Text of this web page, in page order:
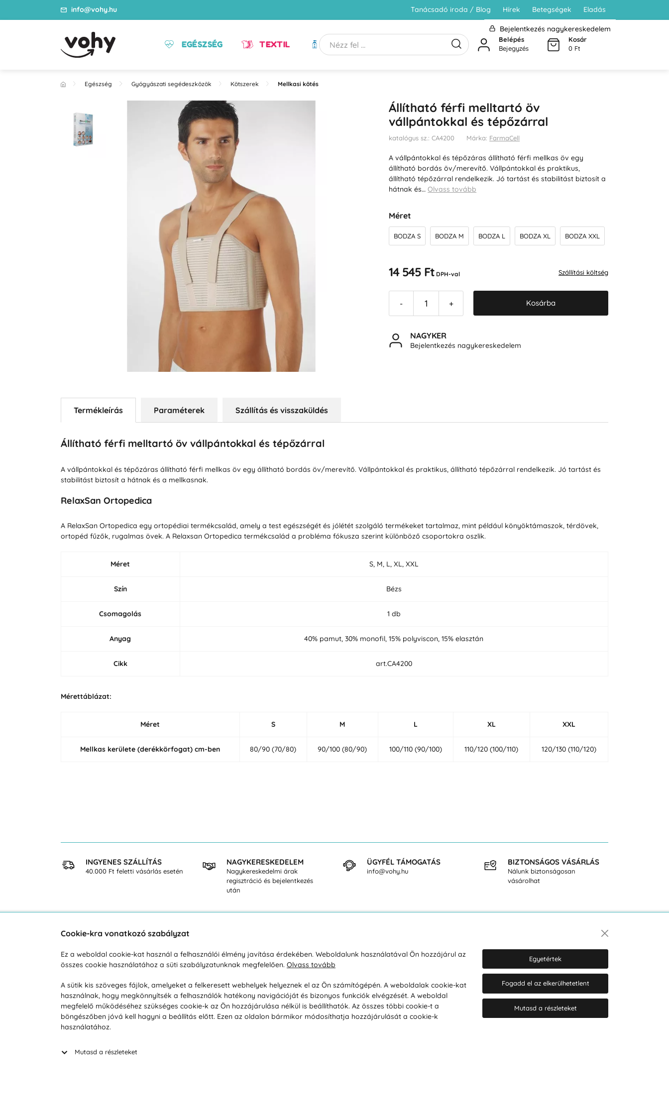
info@vohy.hu Tanácsadó iroda / Blog Hírek Betegségek Eladás
Bejelentkezés nagykereskedelem
EGÉSZSÉG TEXTIL HIGIÉNIA
Belépés
Bejegyzés
Kosár
0 Ft
Egészség Gyógyászati segédeszközök Kötszerek Mellkasi kötés
Állítható férfi melltartó öv
vállpántokkal és tépőzárral
katalógus sz.: CA4200 Márka: FarmaCell
A vállpántokkal és tépőzáras állítható férfi mellkas öv egy
állítható bordás öv/merevítő. Vállpántokkal és praktikus,
állítható tépőzárral rendelkezik. Jó tartást és stabilitást biztosít a
hátnak és…Olvass tovább
Méret
BODZA S BODZA M BODZA L BODZA XL BODZA XXL
14 545 Ft DPH-val Szállítási költség
- + Kosárba
NAGYKER
Bejelentkezés nagykereskedelem
Termékleírás Paraméterek Szállítás és visszaküldés
Állítható férfi melltartó öv vállpántokkal és tépőzárral
A vállpántokkal és tépőzáras állítható férfi mellkas öv egy állítható bordás öv/merevítő. Vállpántokkal és praktikus, állítható tépőzárral rendelkezik. Jó tartást és
stabilitást biztosít a hátnak és a mellkasnak.
RelaxSan Ortopedica
A RelaxSan Ortopedica egy ortopédiai termékcsalád, amely a test egészségét és jólétét szolgáló termékeket tartalmaz, mint például könyöktámaszok, térdövek,
ortopéd fűzők, rugalmas övek. A Relaxsan Ortopedica termékcsalád a probléma fókusza szerint különböző csoportokra oszlik.
Méret S, M, L, XL, XXL
Szín Bézs
Csomagolás 1 db
Anyag 40% pamut, 30% monofil, 15% polyviscon, 15% elasztán
Cikk art.CA4200
Mérettáblázat:
Méret S M L XL XXL
Mellkas kerülete (derékkörfogat) cm-ben 80/90 (70/80) 90/100 (80/90) 100/110 (90/100) 110/120 (100/110) 120/130 (110/120)
INGYENES SZÁLLÍTÁS
40.000 Ft feletti vásárlás esetén
NAGYKERESKEDELEM
Nagykereskedelmi árak
regisztráció és bejelentkezés
után
ÜGYFÉL TÁMOGATÁS
info@vohy.hu
BIZTONSÁGOS VÁSÁRLÁS
Nálunk biztonságosan
vásárolhat
Hétköznap 8:00-tól 16:00-ig
info@vohy.hu
Reklamáció / Áru visszaküldése
Szállítás és fizetés
Üzleti feltételek
Visszaküldési politika
Társaságról
Magánélet
Tanácsadó iroda
Hozzájárulok a személyes adatok
marketing célú kezeléséhez.
Személyes adatok védelmére
Cookie-kra vonatkozó szabályzat
Ez a weboldal cookie-kat használ a felhasználói élmény javítása érdekében. Weboldalunk használatával Ön hozzájárul az
összes cookie használatához a süti szabályzatunknak megfelelően. Olvass tovább
A sütik kis szöveges fájlok, amelyeket a felkeresett webhelyek helyeznek el az Ön számítógépén. A weboldalak cookie-kat
használnak, hogy megkönnyítsék a felhasználók hatékony navigációját és bizonyos funkciók elvégzését. A weboldal
megfelelő működéséhez szükséges cookie-k az Ön hozzájárulása nélkül is beállíthatók. Az összes többi cookie-t a
böngészőben jóvá kell hagyni a beállítás előtt. Ezen az oldalon bármikor módosíthatja hozzájárulását a cookie-k
használatához.
Mutasd a részleteket
Egyetértek
Fogadd el az elkerülhetetlent
Mutasd a részleteket